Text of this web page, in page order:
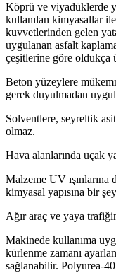
Köprü ve viyadüklerde
kullanılan kimyasallar
kuvvetlerinden gelen
uygulanan asfalt
çeşitlerine göre oldukça
Beton yüzeylere
gerek duyulmadan
Solventlere, seyreltik
olmaz.
Hava alanlarında uçak
Malzeme UV ışınlarına
kimyasal yapısına bir
Ağır araç ve yaya
Makinede kullanıma
kürlenme zamanı
sağlanabilir. Polyurea-